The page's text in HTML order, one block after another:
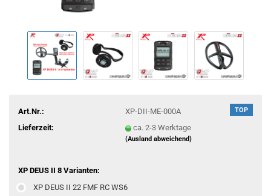
TOP
Art.Nr.:
XP-DII-ME-000A
Lieferzeit:
ca. 2-3 Werktage
(Ausland abweichend)
XP DEUS II 8 Varianten:
XP DEUS II 22 FMF RC WS6